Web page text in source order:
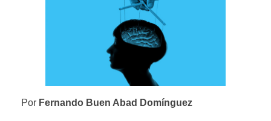
Por Fernando Buen Abad Domínguez